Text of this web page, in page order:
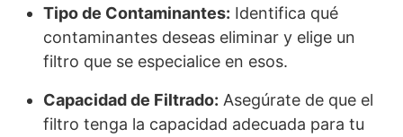
Tipo de Contaminantes: Identifica qué
contaminantes deseas eliminar y elige un
filtro que se especialice en esos.
Capacidad de Filtrado: Asegúrate de que el
filtro tenga la capacidad adecuada para tu